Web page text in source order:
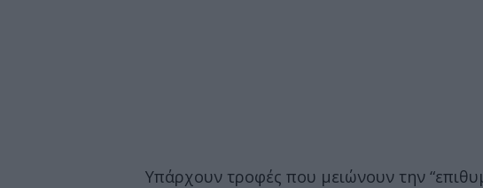
Υπάρχουν τροφές που μειώνουν την